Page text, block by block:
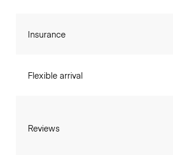
Insurance
Flexible arrival
Reviews